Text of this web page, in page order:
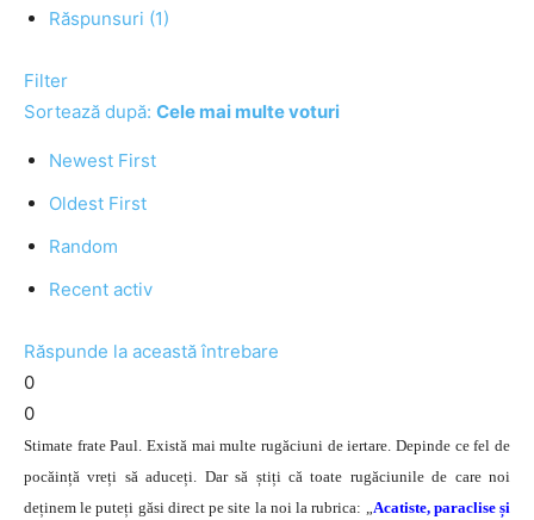
Răspunsuri (1)
Filter
Sortează după: Cele mai multe voturi
Newest First
Oldest First
Random
Recent activ
Răspunde la această întrebare
0
0
Stimate frate Paul. Există mai multe rugăciuni de iertare. Depinde ce fel de
pocăință vreți să aduceți. Dar să știți că toate rugăciunile de care noi
deținem le puteți găsi direct pe site la noi la rubrica: „Acatiste, paraclise și